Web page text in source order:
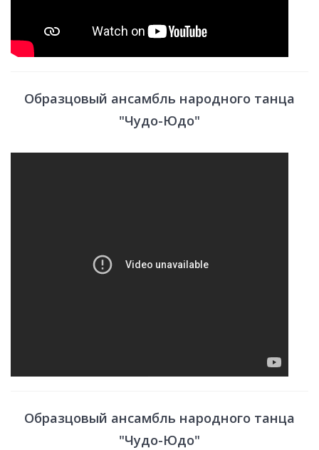
Образцовый ансамбль народного танца
"Чудо-Юдо"
Образцовый ансамбль народного танца
"Чудо-Юдо"